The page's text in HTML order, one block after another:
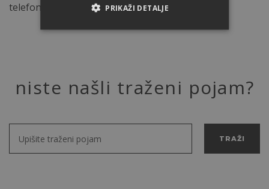
telefona 024/527-155
niste našli traženi pojam?
TRAŽI
PRIKAŽI DETALJE